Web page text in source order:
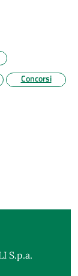
Concorsi
S.p.a.